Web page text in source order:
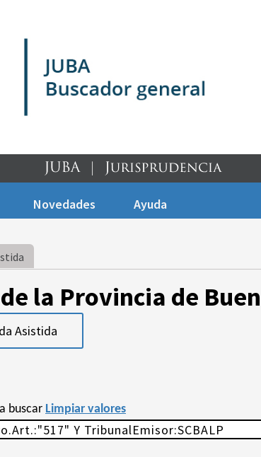
Novedades Ayuda
la Provincia de
Asistida
buscar Limpiar valores